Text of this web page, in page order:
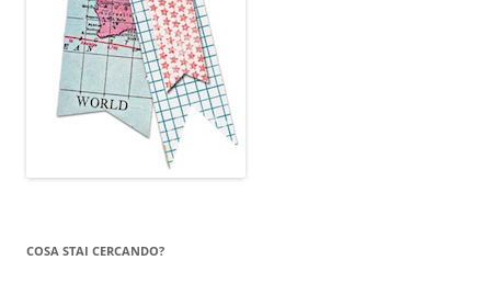
COSA STAI CERCANDO?